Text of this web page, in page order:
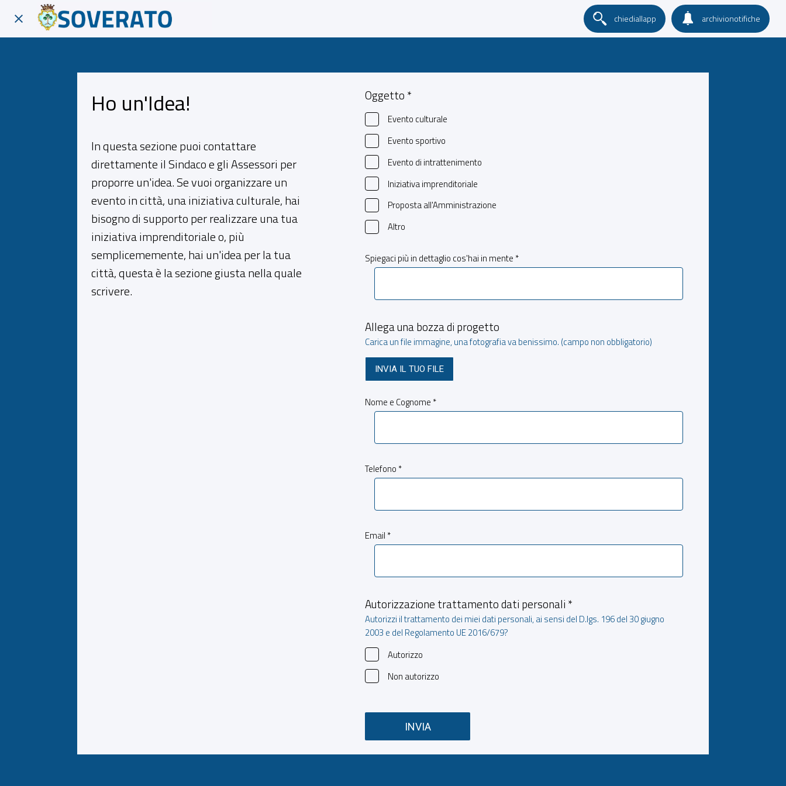
chiediallapp archivionotifiche
Ho un'Idea!
In questa sezione puoi contattare
direttamente il Sindaco e gli Assessori per
proporre un'idea. Se vuoi organizzare un
evento in città, una iniziativa culturale, hai
bisogno di supporto per realizzare una tua
iniziativa imprenditoriale o, più
semplicememente, hai un'idea per la tua
città, questa è la sezione giusta nella quale
scrivere.
Oggetto *
Evento culturale
Evento sportivo
Evento di intrattenimento
Iniziativa imprenditoriale
Proposta all'Amministrazione
Altro
Spiegaci più in dettaglio cos'hai in mente *
Allega una bozza di progetto
Carica un file immagine, una fotografia va benissimo. (campo non obbligatorio)
INVIA IL TUO FILE
Nome e Cognome *
Telefono *
Email *
Autorizzazione trattamento dati personali *
Autorizzi il trattamento dei miei dati personali, ai sensi del D.lgs. 196 del 30 giugno
2003 e del Regolamento UE 2016/679?
Autorizzo
Non autorizzo
INVIA